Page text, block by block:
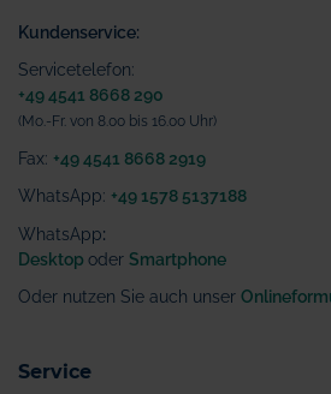
Kundenservice:
Servicetelefon:
+49 4541 8668 290
(Mo.-Fr. von 8.00 bis 16.00 Uhr)
Fax: +49 4541 8668 2919
WhatsApp: +49 1578 5137188
WhatsApp:
Desktop oder Smartphone
Oder nutzen Sie auch unser
Service